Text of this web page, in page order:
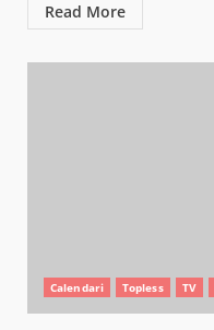
Read More
Calendari Topless TV